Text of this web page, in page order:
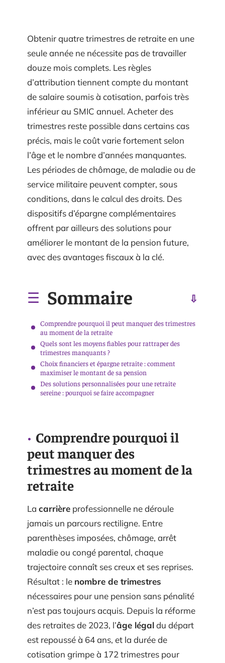
Obtenir quatre trimestres de retraite en une
seule année ne nécessite pas de travailler
douze mois complets. Les règles
d’attribution tiennent compte du montant
de salaire soumis à cotisation, parfois très
inférieur au SMIC annuel. Acheter des
trimestres reste possible dans certains cas
précis, mais le coût varie fortement selon
l’âge et le nombre d’années manquantes.
Les périodes de chômage, de maladie ou de
service militaire peuvent compter, sous
conditions, dans le calcul des droits. Des
dispositifs d’épargne complémentaires
offrent par ailleurs des solutions pour
améliorer le montant de la pension future,
avec des avantages fiscaux à la clé.
Sommaire
Comprendre pourquoi il peut manquer des trimestres
au moment de la retraite
Quels sont les moyens fiables pour rattraper des
trimestres manquants ?
Choix financiers et épargne retraite : comment
maximiser le montant de sa pension
Des solutions personnalisées pour une retraite
sereine : pourquoi se faire accompagner
Comprendre pourquoi il
peut manquer des
trimestres au moment de la
retraite
La carrière professionnelle ne déroule
jamais un parcours rectiligne. Entre
parenthèses imposées, chômage, arrêt
maladie ou congé parental, chaque
trajectoire connaît ses creux et ses reprises.
Résultat : le nombre de trimestres
nécessaires pour une pension sans pénalité
n’est pas toujours acquis. Depuis la réforme
des retraites de 2023, l’âge légaldu départ
est repoussé à 64 ans, et la durée de
cotisation grimpe à 172 trimestres pour